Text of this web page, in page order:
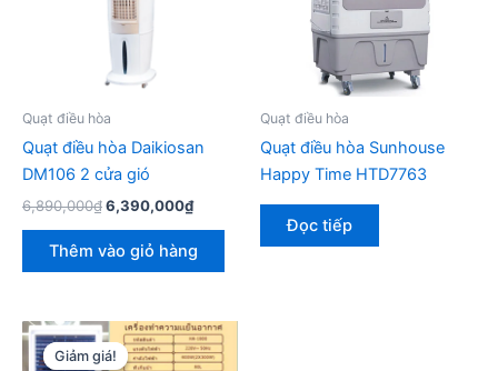
Quạt điều hòa
Quạt điều hòa Daikiosan
DM106 2 cửa gió
6,890,000₫Giá
là:
6,890,000₫.
6,390,000₫Giá
là:
Thêm vào giỏ hàng
Quạt điều hòa
Quạt điều hòa Sunhouse
Happy Time HTD7763
Đọc tiếp
Giảm giá!
Giảm giá!